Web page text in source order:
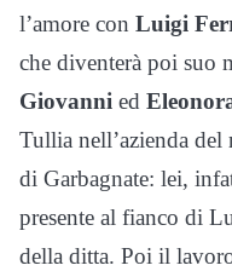
l’amore con Luigi
che diventerà poi suo
Giovanni ed
Tullia nell’azienda
di Garbagnate: lei,
presente al fianco di
della ditta. Poi il